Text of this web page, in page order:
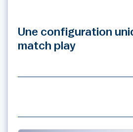
Une configuration
match play